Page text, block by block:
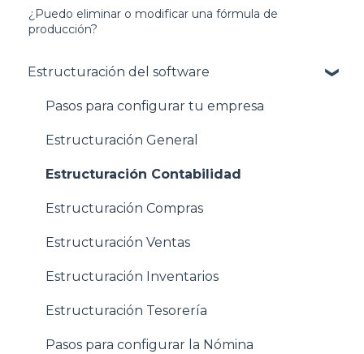
¿Puedo eliminar o modificar una fórmula de
producción?
Estructuración del software
Pasos para configurar tu empresa
Estructuración General
Estructuración Contabilidad
Estructuración Compras
Estructuración Ventas
Estructuración Inventarios
Estructuración Tesorería
Pasos para configurar la Nómina